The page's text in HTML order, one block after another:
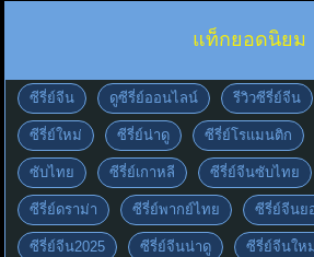
แท็กยอดนิยม
ซีรี่ย์จีน ดูซีรี่ย์ออนไลน์ รีวิวซีรี่ย์จีน
ซีรี่ย์ใหม่ ซีรี่ย์น่าดู ซีรี่ย์โรแมนติก
ซับไทย ซีรี่ย์เกาหลี ซีรี่ย์จีนซับไทย
ซีรี่ย์ดราม่า ซีรี่ย์พากย์ไทย ซีรี่ย์จีนย
ซีรี่ย์จีน2025 ซีรี่ย์จีนน่าดู ซีรี่ย์จีนให